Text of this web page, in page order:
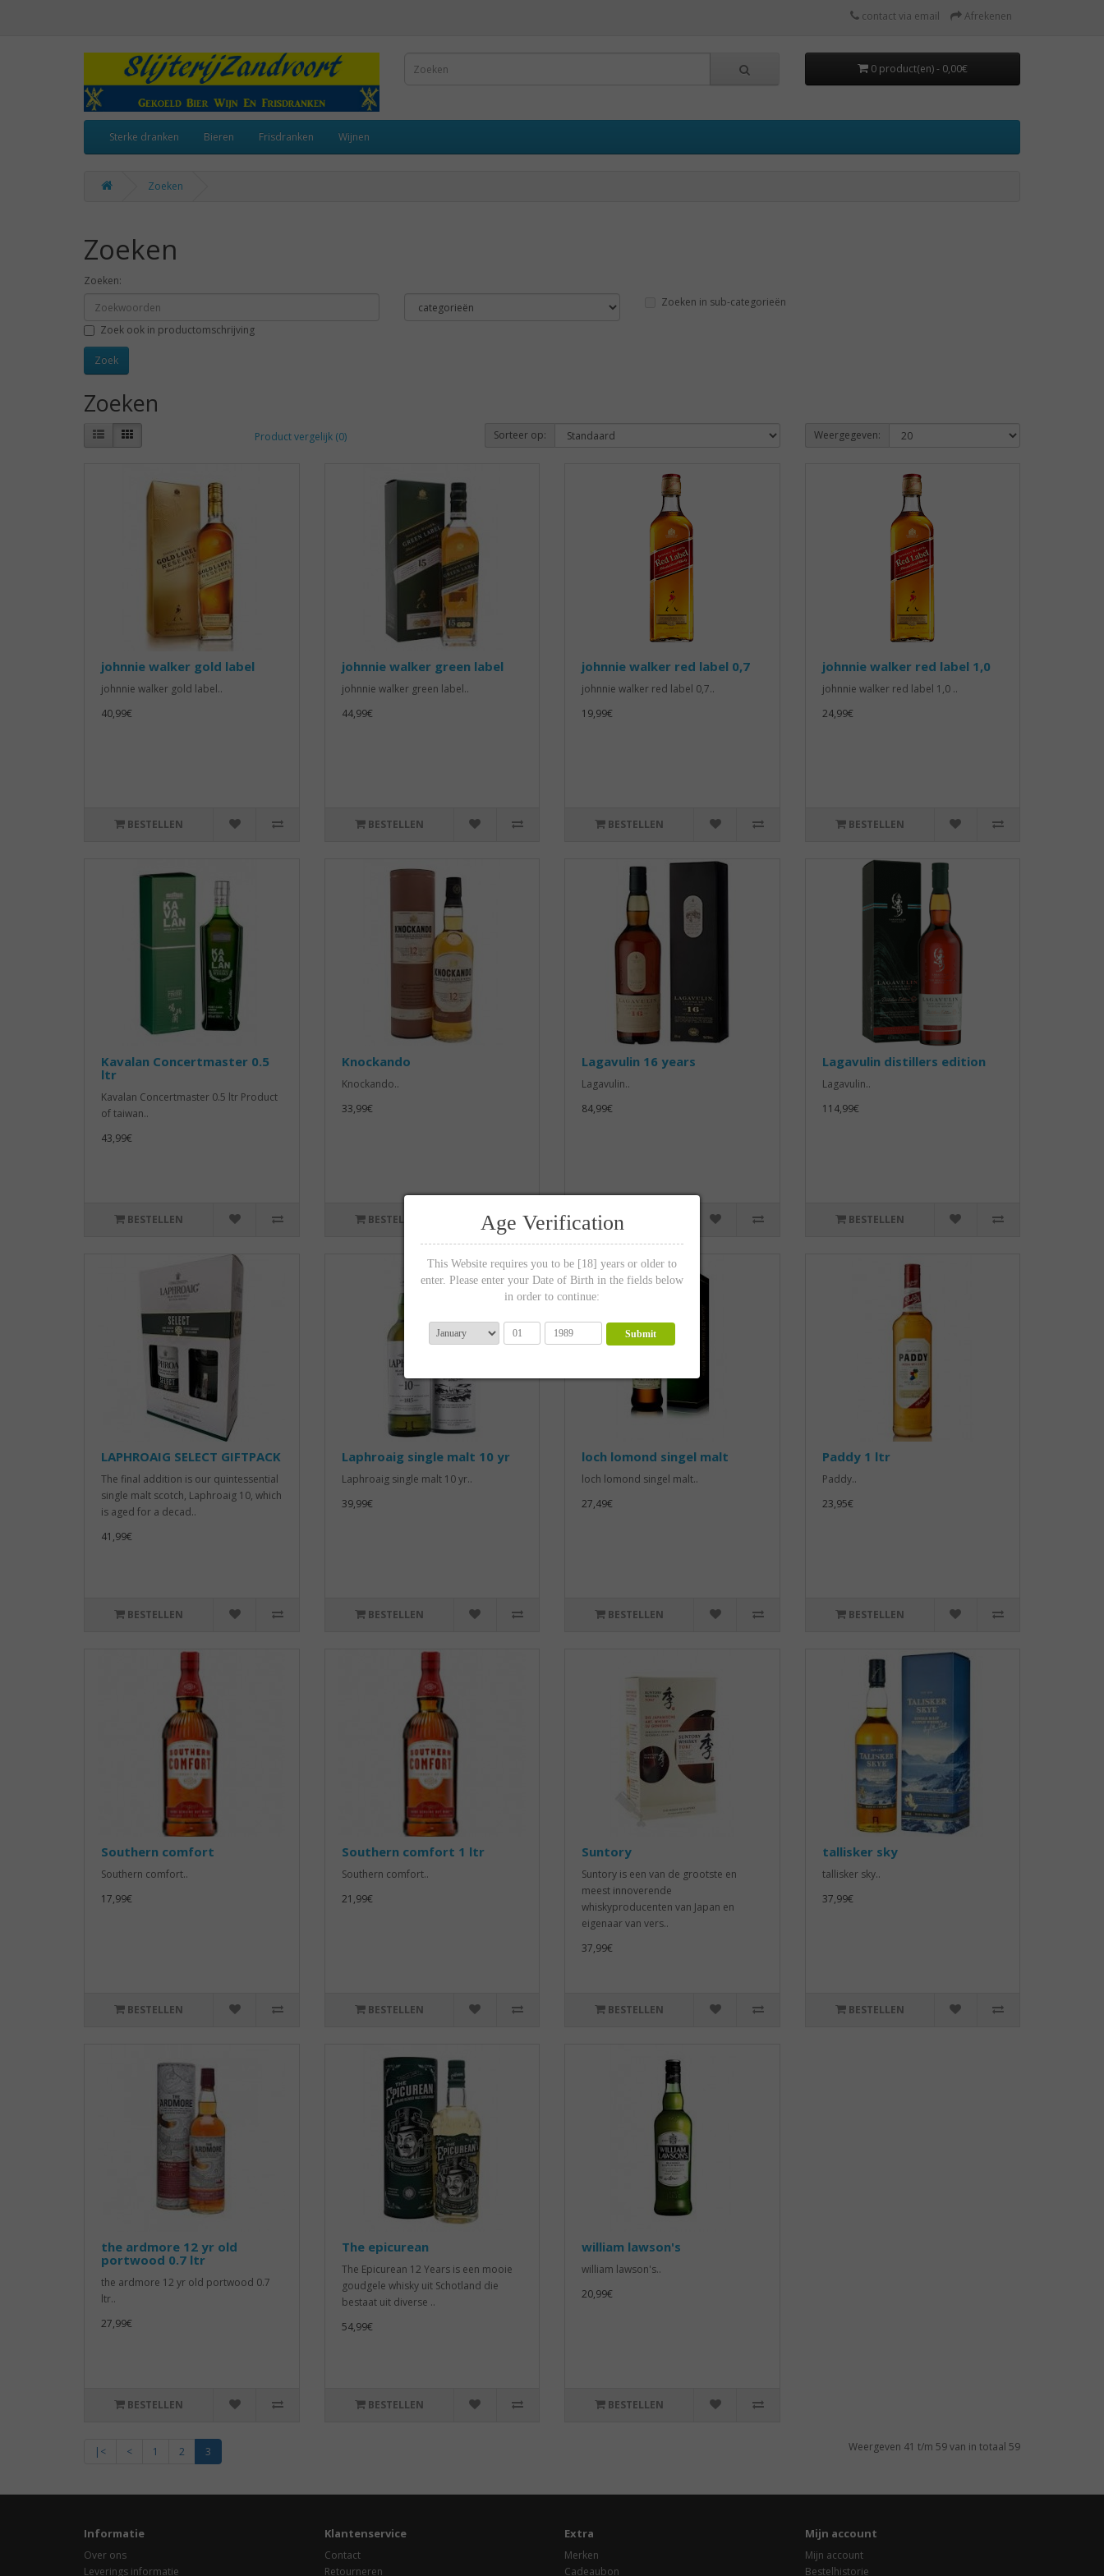
contact via email Afrekenen
0 product(en) - 0,00€
Sterke dranken Bieren Frisdranken Wijnen
Zoeken
Zoeken
Zoeken:
Zoeken in sub-categorieën
Zoek ook in productomschrijving
Zoeken
Product vergelijk (0) Sorteer op: Weergegeven:
johnnie walker gold label
johnnie walker gold label..
40,99€
BESTELLEN
johnnie walker green label
johnnie walker green label..
44,99€
BESTELLEN
johnnie walker red label 0,7
johnnie walker red label 0,7..
19,99€
BESTELLEN
johnnie walker red label 1,0
johnnie walker red label 1,0 ..
24,99€
BESTELLEN
Kavalan Concertmaster 0.5
ltr
Kavalan Concertmaster 0.5 ltr Product
of taiwan..
43,99€
BESTELLEN
Knockando
Knockando..
33,99€
BESTELLEN
Lagavulin 16 years
Lagavulin..
84,99€
BESTELLEN
Lagavulin distillers edition
Lagavulin..
114,99€
BESTELLEN
LAPHROAIG SELECT GIFTPACK
The final addition is our quintessential
single malt scotch, Laphroaig 10, which
is aged for a decad..
41,99€
BESTELLEN
Laphroaig single malt 10 yr
Laphroaig single malt 10 yr..
39,99€
BESTELLEN
loch lomond singel malt
loch lomond singel malt..
27,49€
BESTELLEN
Paddy 1 ltr
Paddy..
23,95€
BESTELLEN
Southern comfort
Southern comfort..
17,99€
BESTELLEN
Southern comfort 1 ltr
Southern comfort..
21,99€
BESTELLEN
Suntory
Suntory is een van de grootste en
meest innoverende
whiskyproducenten van Japan en
eigenaar van vers..
37,99€
BESTELLEN
tallisker sky
tallisker sky..
37,99€
BESTELLEN
the ardmore 12 yr old
portwood 0.7 ltr
the ardmore 12 yr old portwood 0.7
ltr..
27,99€
BESTELLEN
The epicurean
The Epicurean 12 Years is een mooie
goudgele whisky uit Schotland die
bestaat uit diverse ..
54,99€
BESTELLEN
william lawson's
william lawson's..
20,99€
BESTELLEN
|< < 1 2 3 Weergeven 41 t/m 59 van in totaal 59
Informatie
Over ons
Leverings informatie
Klantenservice
Contact
Retourneren
Extra
Merken
Cadeaubon
Mijn account
Mijn account
Bestelhistorie
Age Verification
This Website requires you to be [18] years or older to
enter. Please enter your Date of Birth in the fields below
in order to continue:
Submit